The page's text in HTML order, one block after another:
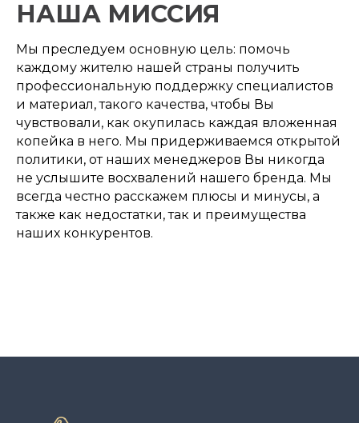
НАША МИССИЯ
Мы преследуем основную цель: помочь
каждому жителю нашей страны получить
профессиональную поддержку специалистов
и материал, такого качества, чтобы Вы
чувствовали, как окупилась каждая вложенная
копейка в него. Мы придерживаемся открытой
политики, от наших менеджеров Вы никогда
не услышите восхвалений нашего бренда. Мы
всегда честно расскажем плюсы и минусы, а
также как недостатки, так и преимущества
наших конкурентов.